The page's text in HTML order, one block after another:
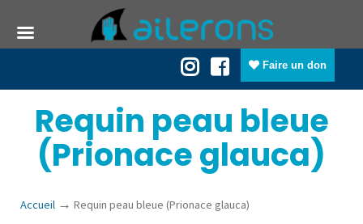
Faire un don
Requin peau bleue
(Prionace glauca)
Accueil → Requin peau bleue (Prionace glauca)